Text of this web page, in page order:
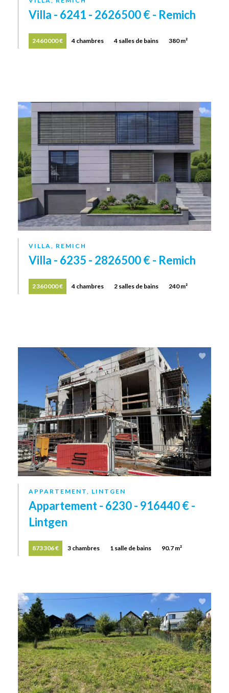
Villa - 6241 - 2626500 € - Remich
2 460 000 € 4 chambres 4 salles de bains 380 m²
VILLA, REMICH
Villa - 6235 - 2826500 € - Remich
2 360 000 € 4 chambres 2 salles de bains 240 m²
APPARTEMENT, LINTGEN
Appartement - 6230 - 916440 € -
Lintgen
873 306 € 3 chambres 1 salle de bains 90.7 m²